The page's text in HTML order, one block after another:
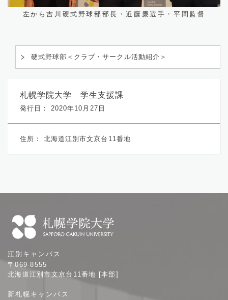
左から吉川硬式野球部部長・近藤廉選手・平間監督
硬式野球部＜クラブ・サークル活動紹介＞
発行日： 2020年10月27日
札幌学院大学 学生支援課
住所： 北海道江別市文京台11番地
幌
学
大
江別キャンパス
〒069-8555
北海道江別市文京台11番地 [本部]
新札幌キャンパス